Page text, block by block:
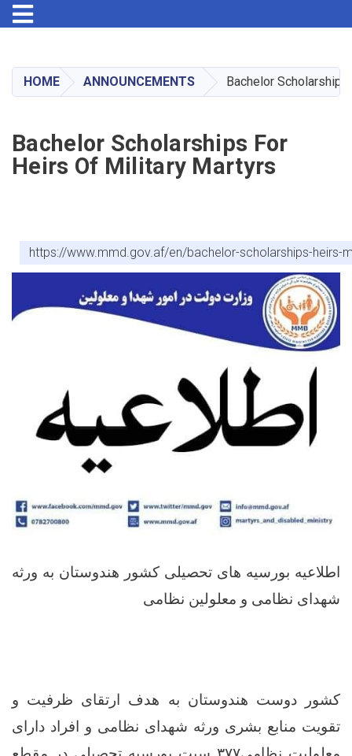
main
content
Toggle navigation
HOME ANNOUNCEMENTS Bachelor
Bachelor Scholarships For
Heirs Of Military Martyrs
https://www.mmd.gov.af/en/bachelor-scholarships-heirs-
اطلاعیه بورسیه های تحصیلی کشور هندوستان به ورثه
شهدای نظامی و معلولین نظامی
کشور دوست هندوستان به هدف ارتقای ظرفیت و
تقویت منابع بشری ورثه شهدای نظامی و افراد دارای